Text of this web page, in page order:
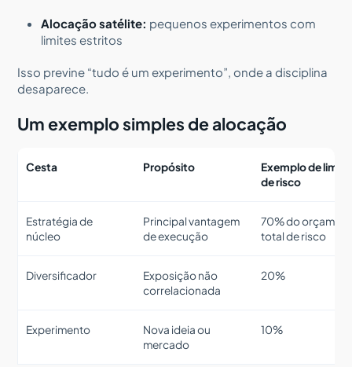
Alocação satélite: pequenos experimentos com
limites estritos
Isso previne “tudo é um experimento”, onde a disciplina
desaparece.
Um exemplo simples de alocação
Cesta Propósito
Exemplo de limite
de risco
Estratégia de
núcleo
Principal vantagem
de execução
70% do
total de risco
Diversificador
Exposição não
correlacionada
20%
Experimento
Nova ideia ou
mercado
10%